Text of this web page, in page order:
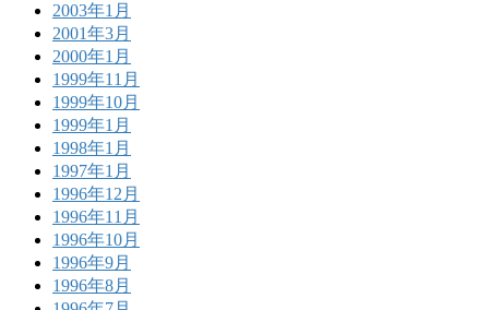
2003年1月
2001年3月
2000年1月
1999年11月
1999年10月
1999年1月
1998年1月
1997年1月
1996年12月
1996年11月
1996年10月
1996年9月
1996年8月